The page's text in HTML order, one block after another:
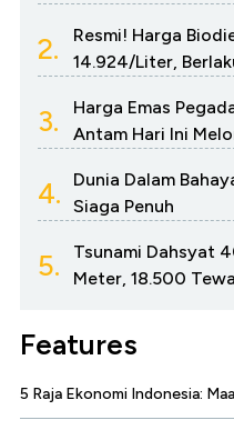
2.
Resmi! Harga
14.924/Liter,
3.
Harga Emas
Antam Hari Ini
4.
Dunia Dalam
Siaga Penuh
5.
Tsunami Dahsyat
Meter, 18.500
Features
5 Raja Ekonomi Indonesia: